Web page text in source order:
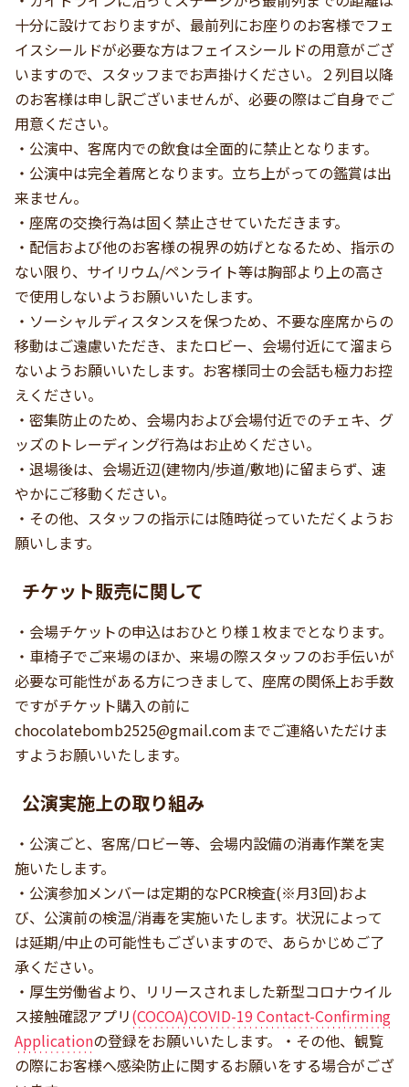
十分に設けておりますが、最前列にお座りのお客様でフェ
イスシールドが必要な方はフェイスシールドの用意がござ
いますので、スタッフまでお声掛けください。２列目以降
のお客様は申し訳ございませんが、必要の際はご自身でご
用意ください。
・公演中、客席内での飲食は全面的に禁止となります。
・公演中は完全着席となります。立ち上がっての鑑賞は出
来ません。
・座席の交換行為は固く禁止させていただきます。
・配信および他のお客様の視界の妨げとなるため、指示の
ない限り、サイリウム/ペンライト等は胸部より上の高さ
で使用しないようお願いいたします。
・ソーシャルディスタンスを保つため、不要な座席からの
移動はご遠慮いただき、またロビー、会場付近にて溜まら
ないようお願いいたします。お客様同士の会話も極力お控
えください。
・密集防止のため、会場内および会場付近でのチェキ、グ
ッズのトレーディング行為はお止めください。
・退場後は、会場近辺(建物内/歩道/敷地)に留まらず、速
やかにご移動ください。
・その他、スタッフの指示には随時従っていただくようお
願いします。
チケット販売に関して
・会場チケットの申込はおひとり様１枚までとなります。
・車椅子でご来場のほか、来場の際スタッフのお手伝いが
必要な可能性がある方につきまして、座席の関係上お手数
ですがチケット購入の前に
chocolatebomb2525@gmail.comまでご連絡いただけま
すようお願いいたします。
公演実施上の取り組み
・公演ごと、客席/ロビー等、会場内設備の消毒作業を実
施いたします。
・公演参加メンバーは定期的なPCR検査(※月3回)およ
び、公演前の検温/消毒を実施いたします。状況によって
は延期/中止の可能性もございますので、あらかじめご了
承ください。
・厚生労働省より、リリースされました新型コロナウイル
ス接触確認アプリ(COCOA)COVID-19 Contact-Confirming
Applicationの登録をお願いいたします。・その他、観覧
の際にお客様へ感染防止に関するお願いをする場合がござ